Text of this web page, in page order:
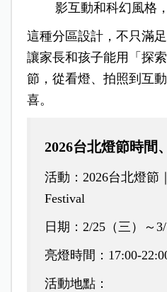
影互動和科幻風格
這種分區設計，不只滿
讓家長和孩子能用「探
節，從看燈、拍照到互
喜。
2026台北燈節時間
活動：2026台北燈節
Festival
日期：2/25（三）～3/
亮燈時間：17:00-
活動地點：